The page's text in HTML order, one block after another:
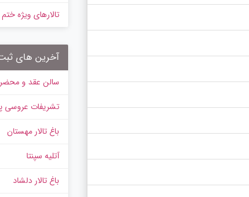
تالارهای ویژه
آخرین های
سالن عقد و محضر
تشریفات عروسی
باغ تالار مهستان
آتلیه سپنتا
باغ تالار دلشاد